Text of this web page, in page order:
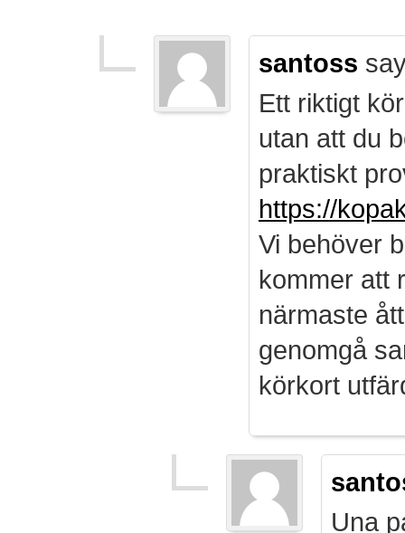
santoss
Ett riktigt
utan att du
praktiskt
https://
Vi behöver
kommer att
närmaste
genomgå
körkort
Una